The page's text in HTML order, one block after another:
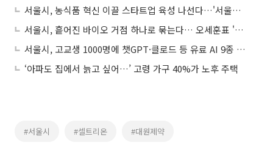
서울시, 농식품 혁신 이끌 스타트업 육성 나선다…'서울먹거리창업센터' 입주사 모집
서울시, 흩어진 바이오 거점 하나로 묶는다… 오세훈표 '메가 바이오벨트' 구축 시동
서울시, 고교생 1000명에 챗GPT·클로드 등 유료 AI 9종 무료 지원
‘아파도 집에서 늙고 싶어…’ 고령 가구 40%가 노후 주택
#서울시 #셀트리온 #대원제약